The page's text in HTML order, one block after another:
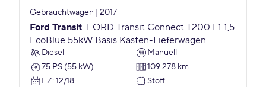
Gebrauchtwagen | 2017
Ford Transit FORD Transit Connect T200 L1 1,5
EcoBlue 55kW Basis Kasten-Lieferwagen
Diesel
Manuell
75 PS (55 kW)
109.278 km
EZ: 12/18 Stoff